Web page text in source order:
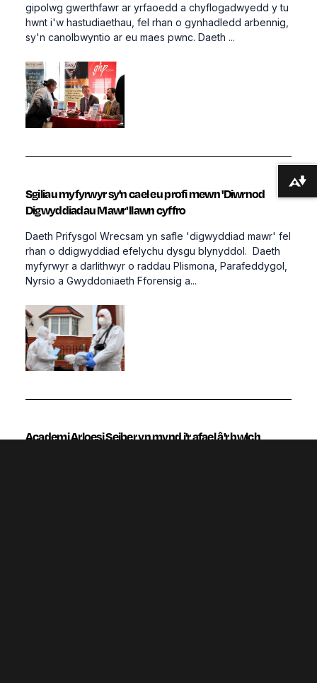
gipolwg gwerthfawr ar yrfaoedd a chyflogadwyedd y tu
hwnt i'w hastudiaethau, fel rhan o gynhadledd arbennig,
sy'n canolbwyntio ar eu maes pwnc. Daeth ...
Sgiliau myfyrwyr sy'n cael eu profi mewn 'Diwrnod
Digwyddiadau Mawr' llawn cyffro
Daeth Prifysgol Wrecsam yn safle 'digwyddiad mawr' fel
rhan o ddigwyddiad efelychu dysgu blynyddol. Daeth
myfyrwyr a darlithwyr o raddau Plismona, Parafeddygol,
Nyrsio a Gwyddoniaeth Fforensig a...
Academi Arloesi Seiber yn mynd i'r afael â'r bwlch
Lawrlwytho fformatau amgen ...